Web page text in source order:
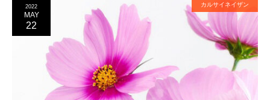
2022
MAY
22
カルサイネイザン